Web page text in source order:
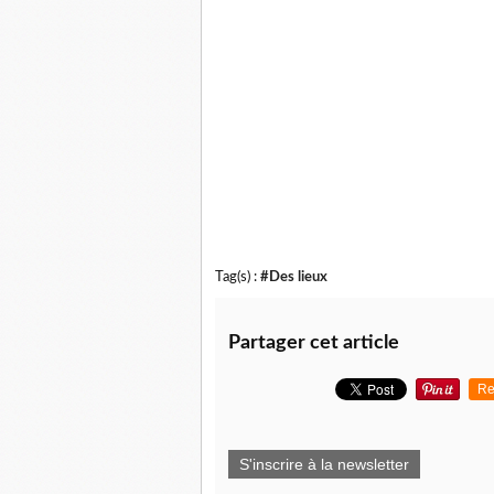
Tag(s) : #Des lieux
Partager cet article
S'inscrire à la newsletter